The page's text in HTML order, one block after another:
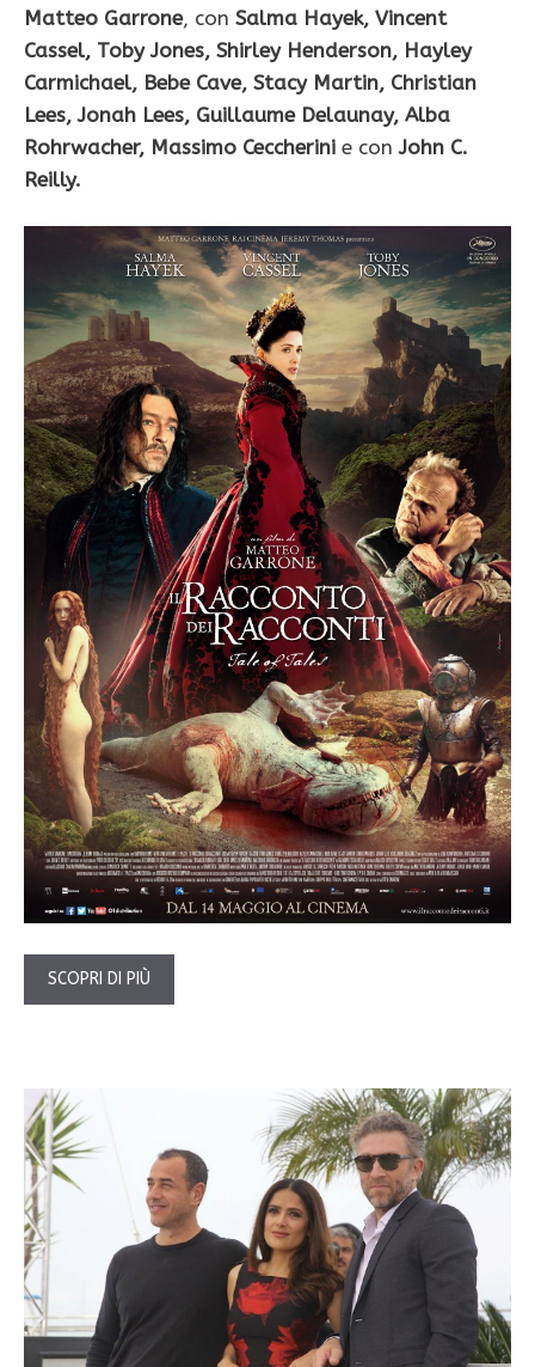
Matteo Garrone, con Salma Hayek, Vincent
Cassel, Toby Jones, Shirley Henderson, Hayley
Carmichael, Bebe Cave, Stacy Martin, Christian
Lees, Jonah Lees, Guillaume Delaunay, Alba
Rohrwacher, Massimo Ceccherini e conJohn C.
Reilly.
SCOPRI DI PIÙ